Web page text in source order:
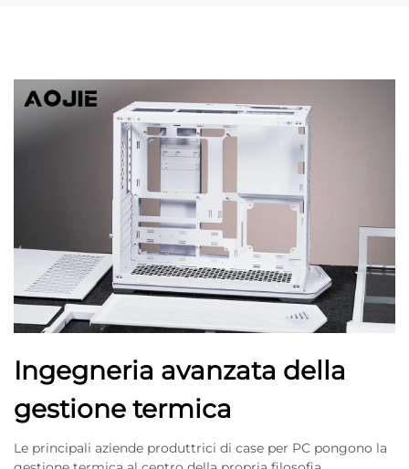
Ingegneria avanzata della
gestione termica
Le principali aziende produttrici di case per PC pongono la